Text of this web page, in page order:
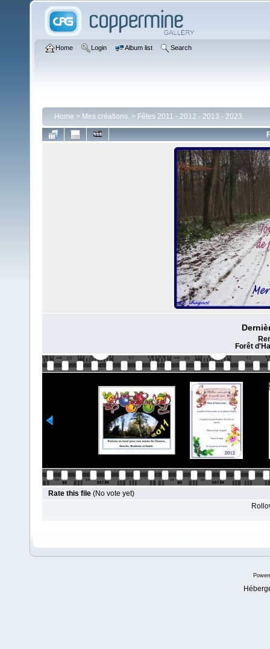
Home Login Album list Search
Home > Mes créations. > Fêtes 2011 - 2012 - 2013 - 2023.
Forêt
Rate this file (No vote yet)